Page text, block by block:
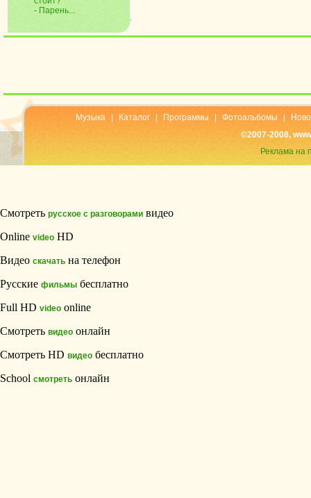
- Парень...
Музыка Каталог Программы Фотоальбомы
©2007-2008,
Реклама на
Смотреть русское с разговорами видео
Online video HD
Видео скачать на телефон
Русские фильмы бесплатно
Full HD video online
Смотреть видео онлайн
Смотреть HD видео бесплатно
School смотреть онлайн